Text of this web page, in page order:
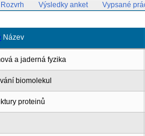
Rozvrh Výsledky anket Vypsané
Název
a jaderná fyzika
biomolekul
proteinů